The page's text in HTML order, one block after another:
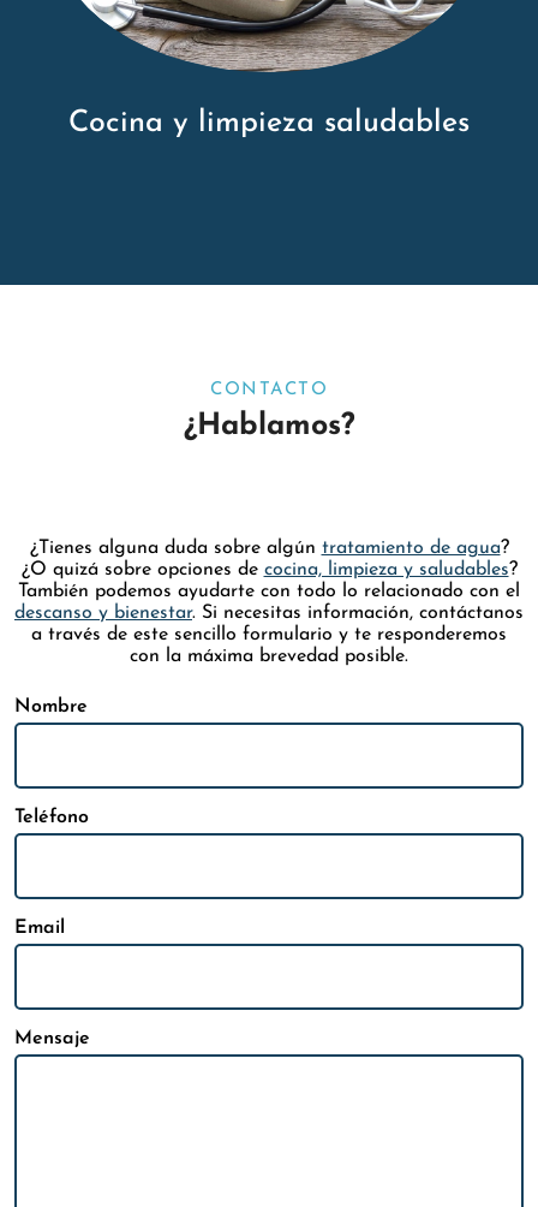
Cocina y limpieza saludables
CONTACTO
¿Hablamos?
¿Tienes alguna duda sobre algún tratamiento de agua?
¿O quizá sobre opciones de cocina, limpieza y saludables?
También podemos ayudarte con todo lo relacionado con el
descanso y bienestar. Si necesitas información, contáctanos
a través de este sencillo formulario y te responderemos
con la máxima brevedad posible.
Nombre
Teléfono
Email
Mensaje